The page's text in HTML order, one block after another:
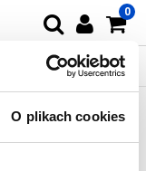
O plikach cookies
0
PRODUKTU
- KARTA